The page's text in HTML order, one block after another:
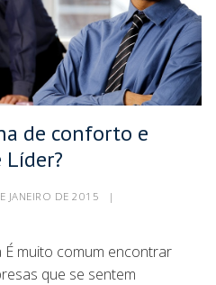
de conforto e
JANEIRO DE 2015
|
É muito comum encontrar
que se sentem